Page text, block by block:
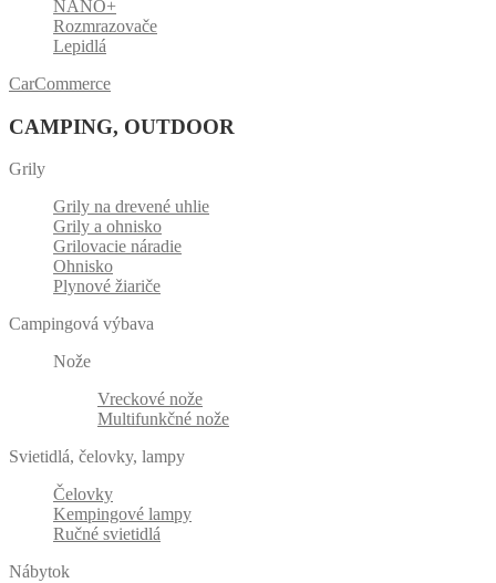
NANO+
Rozmrazovače
Lepidlá
CarCommerce
CAMPING, OUTDOOR
Grily
Grily na drevené uhlie
Grily a ohnisko
Grilovacie náradie
Ohnisko
Plynové žiariče
Campingová výbava
Nože
Vreckové nože
Multifunkčné nože
Svietidlá, čelovky, lampy
Čelovky
Kempingové lampy
Ručné svietidlá
Nábytok